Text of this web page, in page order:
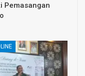
Pemasangan